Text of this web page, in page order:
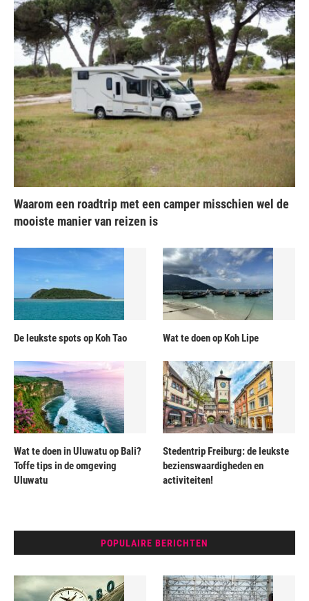
Waarom een roadtrip met een camper misschien wel de
mooiste manier van reizen is
De leukste spots op Koh Tao Wat te doen op Koh Lipe
Wat te doen in Uluwatu op Bali?
Toffe tips in de omgeving
Uluwatu
Stedentrip Freiburg: de leukste
bezienswaardigheden en
activiteiten!
POPULAIRE BERICHTEN